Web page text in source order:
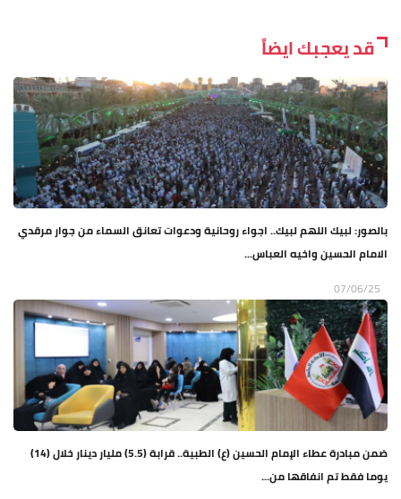
قد يعجبك ايضاً
بالصور: لبيك اللهم لبيك.. اجواء روحانية ودعوات تعانق السماء من جوار مرقدي
الامام الحسين واخيه العباس...
07/06/25
ضمن مبادرة عطاء الإمام الحسين (ع) الطبية.. قرابة (5.5) مليار دينار خلال (14)
يوما فقط تم انفاقها من...